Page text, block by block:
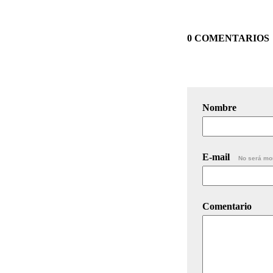
0 COMENTARIOS
Nombre
E-mail No será
Comentario